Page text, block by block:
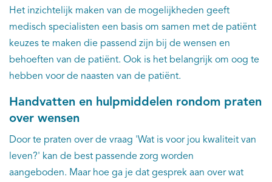
Het inzichtelijk maken van de mogelijkheden geeft
medisch specialisten een basis om samen met de patiënt
keuzes te maken die passend zijn bij de wensen en
behoeften van de patiënt. Ook is het belangrijk om oog te
hebben voor de naasten van de patiënt.
Handvatten en hulpmiddelen rondom praten
over wensen
Door te praten over de vraag 'Wat is voor jou kwaliteit van
leven?' kan de best passende zorg worden
aangeboden. Maar hoe ga je dat gesprek aan over wat